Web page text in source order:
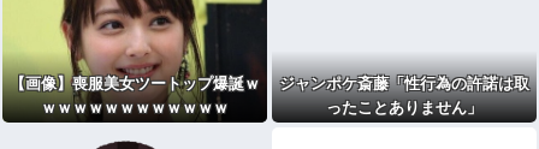
【画像】喪服美女ツートップ爆誕ｗ
ｗｗｗｗｗｗｗｗｗｗｗｗ
ジャンポケ斎藤「性行為の許諾は取
ったことありません」